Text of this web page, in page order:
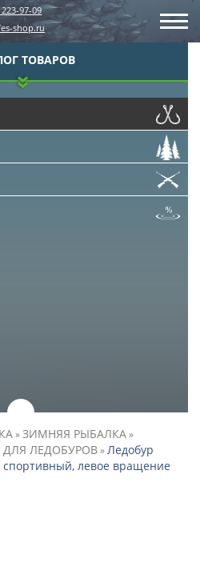
223-97-09
shop.ru
ТОВАРОВ
»ЗИМНЯЯ РЫБАЛКА»
ЛЕДОБУРОВ»Ледобур
левое вращение